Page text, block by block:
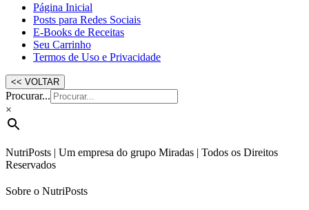
Página Inicial
Posts para Redes Sociais
E-Books de Receitas
Seu Carrinho
Termos de Uso e Privacidade
Procurar...
×
NutriPosts | Um empresa do grupo Miradas | Todos os Direitos
Reservados
Sobre o NutriPosts